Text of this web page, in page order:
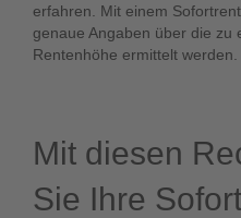
erfahren. Mit einem
genaue Angaben über die zu
Rentenhöhe ermittelt werden.
Mit diesen
Sie Ihre